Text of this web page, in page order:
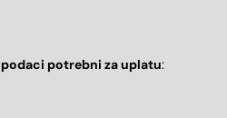
podaci potrebni za uplatu: